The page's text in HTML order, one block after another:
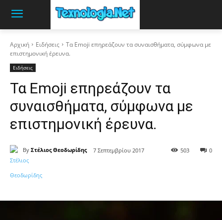
Αρχική Ειδήσεις
Τα Emoji επηρεάζουν τα συναισθήματα, σύμφωνα με
επιστημονική έρευνα.
Ειδήσεις
Τα Emoji επηρεάζουν τα
συναισθήματα, σύμφωνα με
επιστημονική έρευνα.
By Στέλιος Θεοδωρίδης 7 Σεπτεμβρίου 2017 0
503